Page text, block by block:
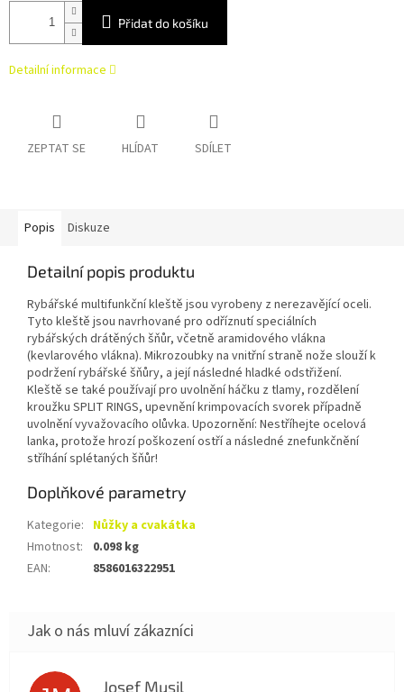
Přidat do košíku
Detailní informace
ZEPTAT SE HLÍDAT SDÍLET
Popis Diskuze
Detailní popis produktu
Rybářské multifunkční kleště jsou vyrobeny z nerezavějící oceli.
Tyto kleště jsou navrhované pro odříznutí speciálních
rybářských drátěných šňůr, včetně aramidového vlákna
(kevlarového vlákna). Mikrozoubky na vnitřní straně nože slouží k
podržení rybářské šňůry, a její následné hladké odstřižení.
Kleště se také používají pro uvolnění háčku z tlamy, rozdělení
kroužku SPLIT RINGS, upevnění krimpovacích svorek případně
uvolnění vyvažovacího olůvka. Upozornění: Nestříhejte ocelová
lanka, protože hrozí poškození ostří a následné znefunkčnění
stříhání splétaných šňůr!
Doplňkové parametry
Kategorie: Nůžky a cvakátka
Hmotnost:
0.098 kg
EAN: 8586016322951
Josef Musil